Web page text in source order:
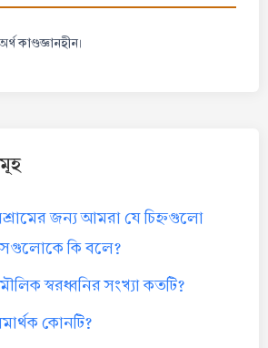
কাণ্ডজ্ঞানহীন।
জন্য আমরা যে চিহ্নগুলো
কি বলে?
স্বরধ্বনির সংখ্যা কতটি?
কোনটি?